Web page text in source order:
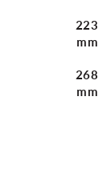
223
mm
268
mm